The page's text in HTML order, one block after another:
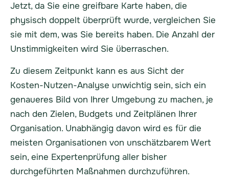
Jetzt, da Sie eine greifbare Karte haben, die
physisch doppelt überprüft wurde, vergleichen Sie
sie mit dem, was Sie bereits haben. Die Anzahl der
Unstimmigkeiten wird Sie überraschen.
Zu diesem Zeitpunkt kann es aus Sicht der
Kosten-Nutzen-Analyse unwichtig sein, sich ein
genaueres Bild von Ihrer Umgebung zu machen, je
nach den Zielen, Budgets und Zeitplänen Ihrer
Organisation. Unabhängig davon wird es für die
meisten Organisationen von unschätzbarem Wert
sein, eine Expertenprüfung aller bisher
durchgeführten Maßnahmen durchzuführen.